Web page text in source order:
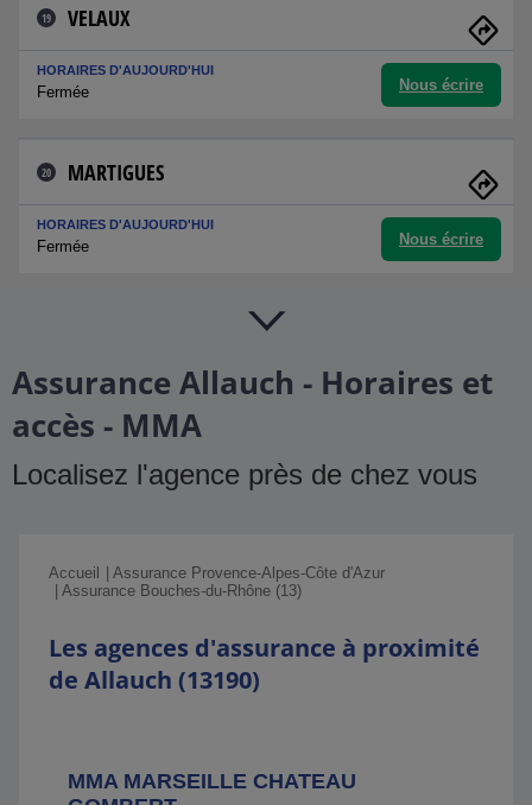
19 VELAUX
HORAIRES D'AUJOURD'HUI
Fermée Nous écrire
20 MARTIGUES
HORAIRES D'AUJOURD'HUI
Fermée Nous écrire
Assurance Allauch - Horaires et
accès - MMA
Localisez l'agence près de chez vous
Accueil
Assurance Provence-Alpes-Côte d'Azur
Assurance Bouches-du-Rhône (13)
Les agences d'assurance à proximité
de Allauch (13190)
MMA MARSEILLE CHATEAU